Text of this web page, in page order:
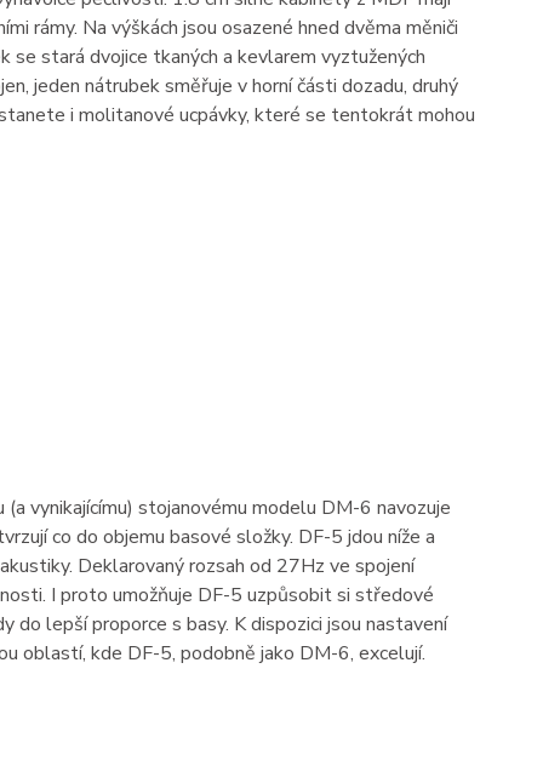
rámy. Na výškách jsou osazené hned dvěma měniči
stará dvojice tkaných a kevlarem vyztužených
jeden nátrubek směřuje v horní části dozadu, druhý
i molitanové ucpávky, které se tentokrát mohou
vynikajícímu) stojanovému modelu DM-6 navozuje
co do objemu basové složky. DF-5 jdou níže a
Deklarovaný rozsah od 27Hz ve spojení
I proto umožňuje DF-5 uzpůsobit si středové
lepší proporce s basy. K dispozici jsou nastavení
oblastí, kde DF-5, podobně jako DM-6, excelují.